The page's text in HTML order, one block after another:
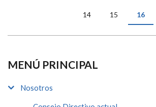
14 15 16
MENÚ PRINCIPAL
Nosotros